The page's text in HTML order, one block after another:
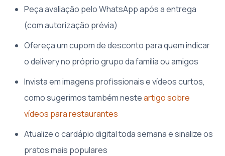
Peça avaliação pelo WhatsApp após a entrega
(com autorização prévia)
Ofereça um cupom de desconto para quem indicar
o delivery no próprio grupo da família ou amigos
Invista em imagens profissionais e vídeos curtos,
como sugerimos também nesteartigo sobre
vídeos para restaurantes
Atualize o cardápio digital toda semana e sinalize os
pratos mais populares